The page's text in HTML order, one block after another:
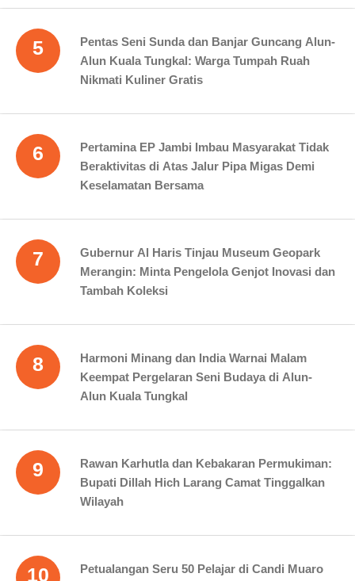
5
Pentas Seni Sunda dan Banjar Guncang Alun-
Alun Kuala Tungkal: Warga Tumpah Ruah
Nikmati Kuliner Gratis
6
Pertamina EP Jambi Imbau Masyarakat Tidak
Beraktivitas di Atas Jalur Pipa Migas Demi
Keselamatan Bersama
7
Gubernur Al Haris Tinjau Museum Geopark
Merangin: Minta Pengelola Genjot Inovasi dan
Tambah Koleksi
8
Harmoni Minang dan India Warnai Malam
Keempat Pergelaran Seni Budaya di Alun-
Alun Kuala Tungkal
9
Rawan Karhutla dan Kebakaran Permukiman:
Bupati Dillah Hich Larang Camat Tinggalkan
Wilayah
10
Petualangan Seru 50 Pelajar di Candi Muaro